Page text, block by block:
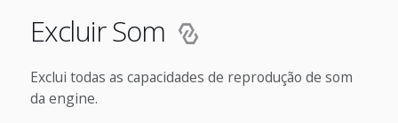
Excluir Som
Exclui todas as capacidades de reprodução de som
da engine.